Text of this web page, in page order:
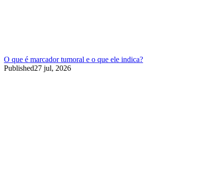
O que é marcador tumoral e o que ele indica?
Published27 jul, 2026